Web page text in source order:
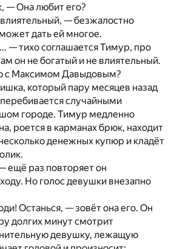
— Она любит его?
— безжалостно
дать ей многое.
— тихо соглашается Тимур, про
он не богатый и не влиятельный.
с Максимом Давыдовым?
который пару месяцев назад
случайными
городе. Тимур медленно
роется в карманах брюк, находит
денежных купюр и кладёт
ещё раз повторяет он
Но голос девушки внезапно
Останься, — зовёт она его. Он
долгих минут смотрит
девушку, лежащую